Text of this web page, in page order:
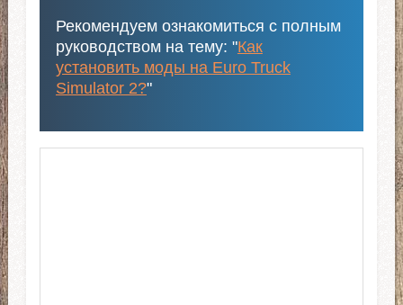
Рекомендуем ознакомиться с полным
руководством на тему: "Как
установить моды на Euro Truck
Simulator 2?"